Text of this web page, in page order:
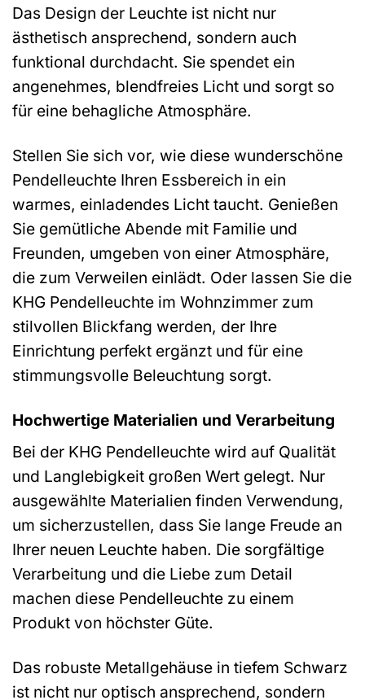
Das Design der Leuchte ist nicht nur
ästhetisch ansprechend, sondern auch
funktional durchdacht. Sie spendet ein
angenehmes, blendfreies Licht und sorgt so
für eine behagliche Atmosphäre.
Stellen Sie sich vor, wie diese wunderschöne
Pendelleuchte Ihren Essbereich in ein
warmes, einladendes Licht taucht. Genießen
Sie gemütliche Abende mit Familie und
Freunden, umgeben von einer Atmosphäre,
die zum Verweilen einlädt. Oder lassen Sie die
KHG Pendelleuchte im Wohnzimmer zum
stilvollen Blickfang werden, der Ihre
Einrichtung perfekt ergänzt und für eine
stimmungsvolle Beleuchtung sorgt.
Hochwertige Materialien und Verarbeitung
Bei der KHG Pendelleuchte wird auf Qualität
und Langlebigkeit großen Wert gelegt. Nur
ausgewählte Materialien finden Verwendung,
um sicherzustellen, dass Sie lange Freude an
Ihrer neuen Leuchte haben. Die sorgfältige
Verarbeitung und die Liebe zum Detail
machen diese Pendelleuchte zu einem
Produkt von höchster Güte.
Das robuste Metallgehäuse in tiefem Schwarz
ist nicht nur optisch ansprechend, sondern